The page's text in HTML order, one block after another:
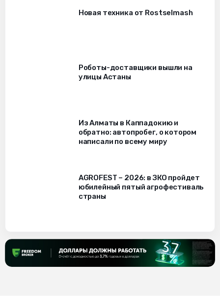
Новая техника от Rostselmash
Роботы-доставщики вышли на
улицы Астаны
Из Алматы в Каппадокию и
обратно: автопробег, о котором
написали по всему миру
AGROFEST – 2026: в ЗКО пройдет
юбилейный пятый агрофестиваль
страны